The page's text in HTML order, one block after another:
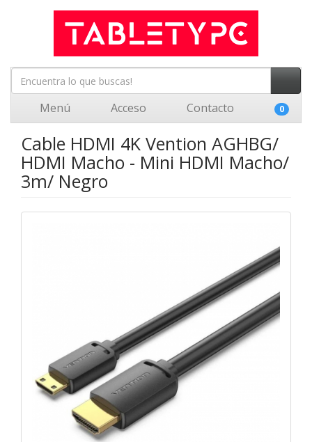
Menú Acceso Contacto 0
Cable HDMI 4K Vention AGHBG/
HDMI Macho - Mini HDMI Macho/
3m/ Negro